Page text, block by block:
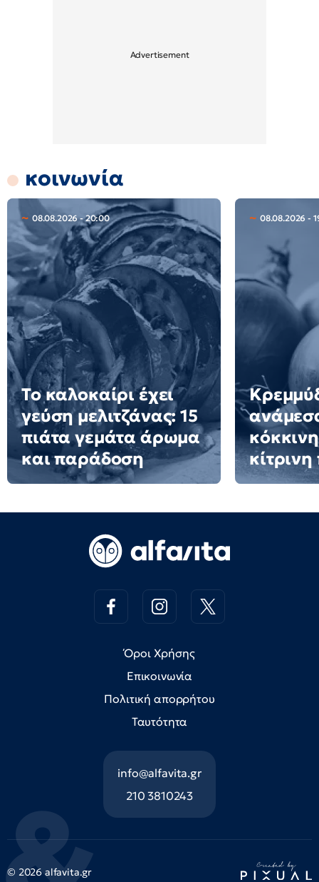
κοινωνία
08.08.2026 - 20:00
Το καλοκαίρι έχει
γεύση μελιτζάνας: 15
πιάτα γεμάτα άρωμα
και παράδοση
08.08.2026 -
κίτρινη
Όροι Χρήσης
Επικοινωνία
Πολιτική απορρήτου
Ταυτότητα
info@alfavita.gr
210 3810243
© 2026 alfavita.gr